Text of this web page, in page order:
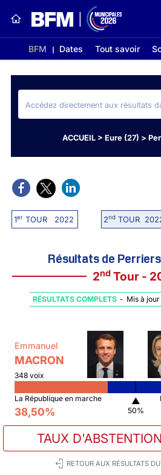
BFM Dates Tout savoir
ACCUEIL> Eure (27) >
1erTOUR 2022 2ndTOUR
Résultats de
2ndTour -
RÉSULTATS COMPLETS - Mis à
Emmanuel
MACRON
348 voix
La République en marche
38,50%
▲
50%
TAUX D'ABSTENTION
RETOUR AUX RÉSULTATS